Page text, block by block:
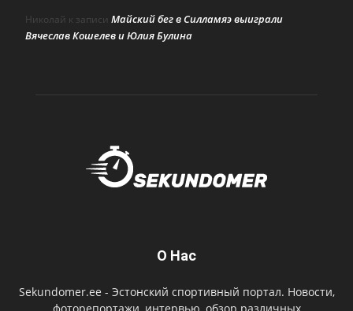
Николай к записи Майский бег в Силламяэ выиграли
Вячеслав Кошелев и Юлия Булина
О Нас
Sekundomer.ee - Эстонский спортивный портал. Новости,
фоторепортажи, интервью, обзор различных